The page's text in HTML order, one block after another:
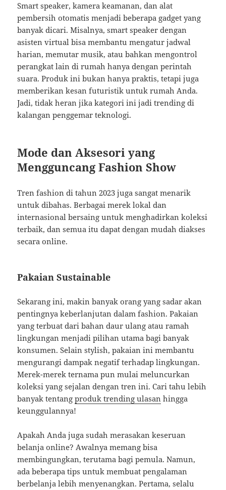
Smart speaker, kamera keamanan, dan alat
pembersih otomatis menjadi beberapa gadget yang
banyak dicari. Misalnya, smart speaker dengan
asisten virtual bisa membantu mengatur jadwal
harian, memutar musik, atau bahkan mengontrol
perangkat lain di rumah hanya dengan perintah
suara. Produk ini bukan hanya praktis, tetapi juga
memberikan kesan futuristik untuk rumah Anda.
Jadi, tidak heran jika kategori ini jadi trending di
kalangan penggemar teknologi.
Mode dan Aksesori yang
Mengguncang Fashion Show
Tren fashion di tahun 2023 juga sangat menarik
untuk dibahas. Berbagai merek lokal dan
internasional bersaing untuk menghadirkan koleksi
terbaik, dan semua itu dapat dengan mudah diakses
secara online.
Pakaian Sustainable
Sekarang ini, makin banyak orang yang sadar akan
pentingnya keberlanjutan dalam fashion. Pakaian
yang terbuat dari bahan daur ulang atau ramah
lingkungan menjadi pilihan utama bagi banyak
konsumen. Selain stylish, pakaian ini membantu
mengurangi dampak negatif terhadap lingkungan.
Merek-merek ternama pun mulai meluncurkan
koleksi yang sejalan dengan tren ini. Cari tahu lebih
banyak tentangproduk trending ulasan hingga
keunggulannya!
Apakah Anda juga sudah merasakan keseruan
belanja online? Awalnya memang bisa
membingungkan, terutama bagi pemula. Namun,
ada beberapa tips untuk membuat pengalaman
berbelanja lebih menyenangkan. Pertama, selalu